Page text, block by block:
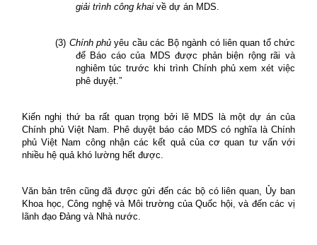
giải trình công khaivề dự án MDS.
(3) Chính phủyêu cầu các Bộ ngành có liên quan tổ chức
để Báo cáo của MDS được phản biện rộng rãi và
nghiêm túc trước khi trình Chính phủ xem xét việc
phê duyệt.”
Kiến nghị thứ ba rất quan trọng bởi lẽ MDS là một dự án của
Chính phủ Việt Nam. Phê duyệt báo cáo MDS có nghĩa là Chính
phủ Việt Nam công nhận các kết quả của cơ quan tư vấn với
nhiều hệ quả khó lường hết được.
Văn bản trên cũng đã được gửi đến các bộ có liên quan, Ủy ban
Khoa học, Công nghệ và Môi trường của Quốc hội, và đến các vị
lãnh đạo Đảng và Nhà nước.